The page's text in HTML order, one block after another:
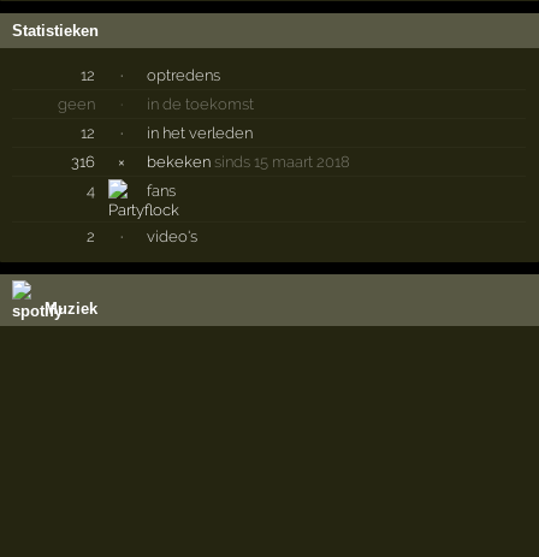
Statistieken
12 ·
optredens
geen
·
in de toekomst
12
·
in het verleden
316
× bekeken sinds 15 maart 2018
4
fans
2 · video's
Muziek